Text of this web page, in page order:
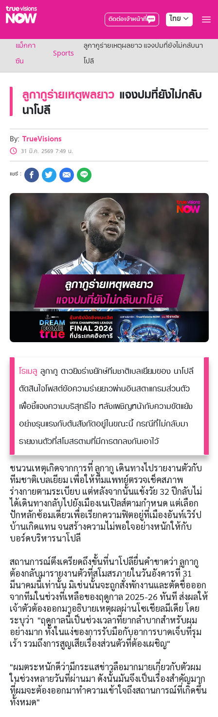
ติดต่อเจ้าหน้าที่ ไทย
True AF2026
แพ็กเกจ
NOW SPORTS
NOW Muay Thai
แพ็กเกจทรูวิชันส์นาวทั้งหมด
เคเบิลและจานดาวเทียม
สิทธิพิเศษ
สิทธิพิเศษลูกค้าทรูวิชั่นส์
Showtime
HoReCa
แพ็กเกจสำหรับผู้ประกอบการ
หาร้านร่วมรายการ
FAQs
แม็กกา
ซีน
Sports
ลูกากูร่ายเหตุผลยาว แจงปมที่ยังไม่กลับนา
โปลี
ลูกากูร่ายเหตุผลยาว แจงปมที่ยังไม่กลับ
นาโปลี
By: TrueVisions
31 มี.ค. 2569 7:49 น.
โรเมลู ลูกากู ดาวยิงร่างยักษ์ทีมชาติเบลเยียมของ นาโปลี
ตัดสินใจโพสต์ข้อความร่ายยาวผ่านอินสตาแกรมส่วนตัว
เพื่อชี้แจงความบริสุทธิ์ใจ หลังเผชิญหน้ากับความขัดแย้ง
อย่างรุนแรงกับต้นสังกัดอยู่ในขณะนี้ กรณีที่ไม่กลับมา
รายงานตัวที่สโมสรตามที่มีการตกลงกันเอาไว้
ชนวนเหตุเกิดจากการที่ ลูกากู เดินทางไปรายงานตัวกับ
ทีมชาติเบลเยียม เพื่อให้ทีมแพทย์ตรวจเช็คสภาพ
ร่างกายตามระเบียบ แต่หลังจากนั้นแข้งวัย 32 ปีกลับไม่
ได้เดินทางกลับไปยังเมืองเนเปิลส์ตามกำหนด แต่เลือก
ปักหลักซ้อมเดี่ยวเพื่อเรียกความฟิตอยู่ที่เมืองอันท์เวิร์ป
บ้านเกิดแทน จนสร้างความไม่พอใจอย่างหนักให้กับ
บอร์ดบริหารนาโปลี
สถานการณ์ตึงเครียดถึงขั้นที่นาโปลียื่นคำขาดว่า ลูกากู
ต้องกลับมารายงานตัวที่สโมสรภายในวันอังคารที่ 31
มีนาคมนี้เท่านั้น มิเช่นนั้นจะถูกสั่งพักงานและตัดชื่อออก
จากทีมในช่วงที่เหลือของฤดูกาล 2025-26 ทันที ส่งผลให้
เจ้าตัวต้องออกมาอธิบายเหตุผลผ่านโซเชียลมีเดีย โดย
ระบุว่า "ฤดูกาลนี้เป็นช่วงเวลาที่ยากลำบากสำหรับผม
อย่างมาก ทั้งในแง่ของการรับมือกับอาการบาดเจ็บที่รุม
เร้า รวมถึงการสูญเสียเรื่องส่วนตัวที่ต้องเผชิญ"
"ผมตระหนักดีว่ามีกระแสข่าวลือมากมายเกี่ยวกับตัวผม
ในช่วงหลายวันที่ผ่านมา ดังนั้นมันจึงเป็นเรื่องสำคัญมาก
ที่ผมจะต้องออกมาทำความเข้าใจถึงสถานการณ์ที่เกิดขึ้น
ทั้งหมด"